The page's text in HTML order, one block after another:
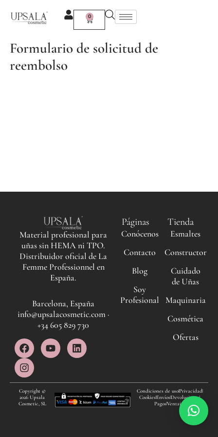
contenido
0
Carrito
Formulario de solicitud de
reembolso
Material profesional para
uñas sin HEMA ni TPO.
Distribuidor oficial de La
Femme Professionnel en
España.
Barcelona, España
info@upsalacosmetic.com ·
+34 605 829 730
F
a
c
e
b
o
o
Y
o
u
b
L
i
e
d
i
n
I
n
s
t
a
g
r
Páginas
Conócenos
Contacto
Blog
Soy
Profesional
Tienda
Esmaltes
Constructor
Cuidado
de Uñas
Maquinaria
Cosmética
Ofertas
Copyright ©
2026 Upsala
Cosmetic, SL
Condiciones de usoPrivacidad
CookiesEnvíosDevoluciones
PagosVentajas